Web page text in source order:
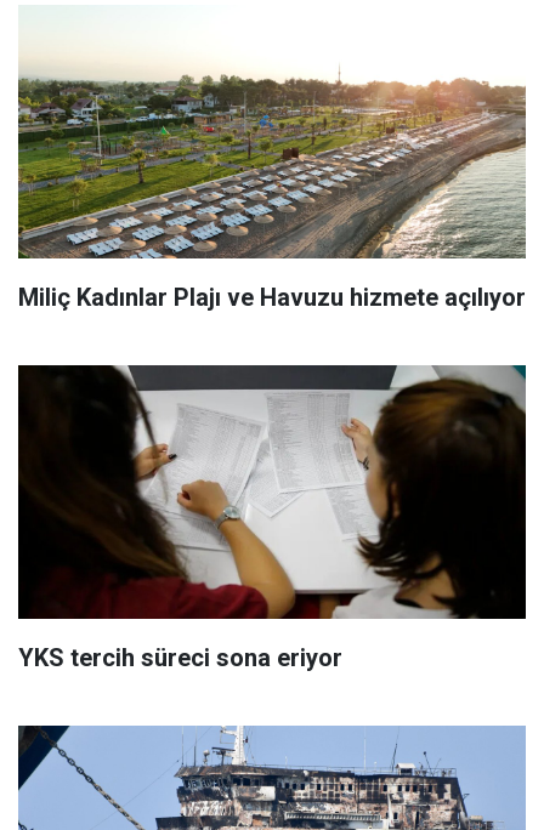
Miliç Kadınlar Plajı ve Havuzu hizmete açılıyor
YKS tercih süreci sona eriyor